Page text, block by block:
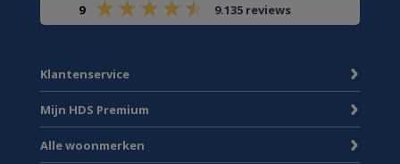
9 9.135 reviews
Klantenservice
Mijn HDS Premium
Alle woonmerken